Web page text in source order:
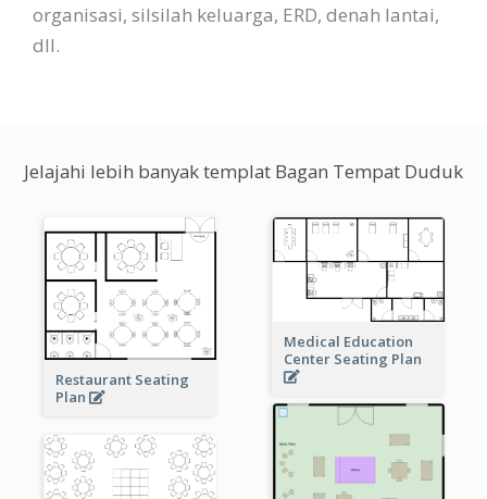
organisasi, silsilah keluarga, ERD, denah lantai,
dll.
Jelajahi lebih banyak templat Bagan Tempat Duduk
Restaurant Seating
Plan
Medical Education
Center Seating Plan